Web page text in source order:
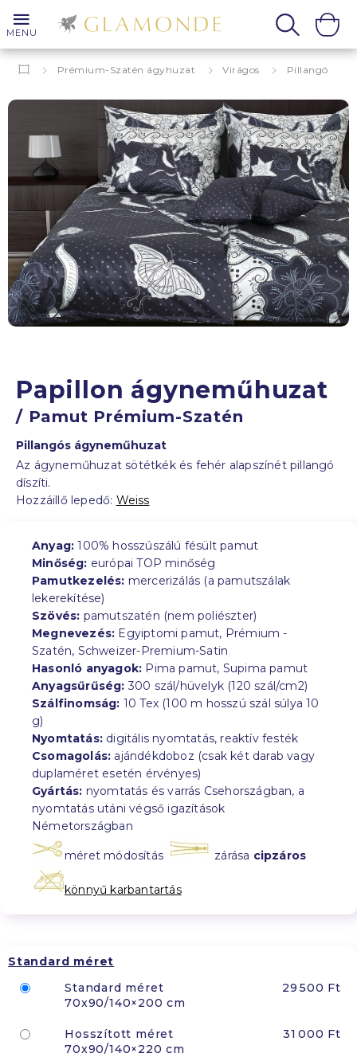
MENU
Prémium-Szatén ágyhuzat Virágos Pillangó
Papillon
Papillon ágyneműhuzat
/ Pamut Prémium-Szatén
Pillangós ágyneműhuzat
Az ágyneműhuzat sötétkék és fehér alapszínét pillangó
díszíti.
Hozzáillő lepedő: Weiss
Anyag: 100% hosszúszálú fésült pamut
Minőség: európai TOP minőség
Pamutkezelés: mercerizálás (a pamutszálak
lekerekítése)
Szövés: pamutszatén (nem poliészter)
Megnevezés: Egyiptomi pamut, Prémium -
Szatén, Schweizer-Premium-Satin
Hasonló anyagok: Pima pamut, Supima pamut
Anyagsűrűség: 300 szál/hüvelyk (120 szál/cm2)
Szálfinomság: 10 Tex (100 m hosszú szál súlya 10
g)
Nyomtatás: digitális nyomtatás, reaktív festék
Csomagolás: ajándékdoboz (csak két darab vagy
duplaméret esetén érvényes)
Gyártás: nyomtatás és varrás Csehországban, a
nyomtatás utáni végső igazítások
Németországban
méret módosítás zárása cipzáros
könnyű karbantartás
Standard méret
Standard méret
70x90/140×200 cm
29 500 Ft
Hosszított méret
70x90/140×220 cm
31 000 Ft